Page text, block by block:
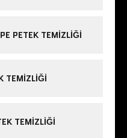
PETEK TEMIZLIĞI
TEMIZLIĞI
TEMIZLIĞI